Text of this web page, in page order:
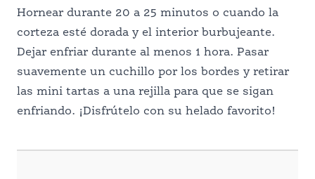
Hornear durante 20 a 25 minutos o cuando la
corteza esté dorada y el interior burbujeante.
Dejar enfriar durante al menos 1 hora. Pasar
suavemente un cuchillo por los bordes y retirar
las mini tartas a una rejilla para que se sigan
enfriando. ¡Disfrútelo con su helado favorito!